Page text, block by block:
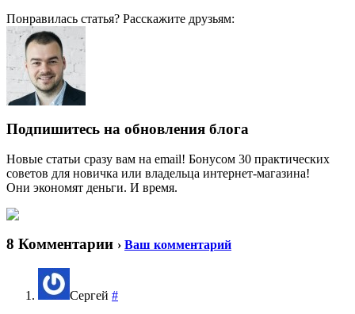
Понравилась статья? Расскажите друзьям:
Подпишитесь на обновления блога
Новые статьи сразу вам на email! Бонусом 30 практических
советов для новичка или владельца интернет-магазина!
Они экономят деньги. И время.
8 Комментарии › Ваш комментарий
Сергей #